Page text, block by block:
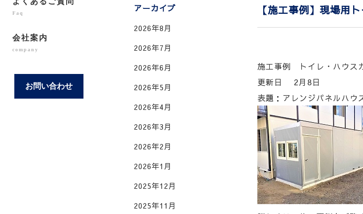
Faq
会社案内
company
お問い合わせ
アーカイブ
2026年8月
2026年7月
2026年6月
2026年5月
2026年4月
2026年3月
2026年2月
2026年1月
2025年12月
2025年11月
【施工事例】現場用
施工事例 トイレ・ハウス
更新日 2月8日
表題：アレンジパネルハ